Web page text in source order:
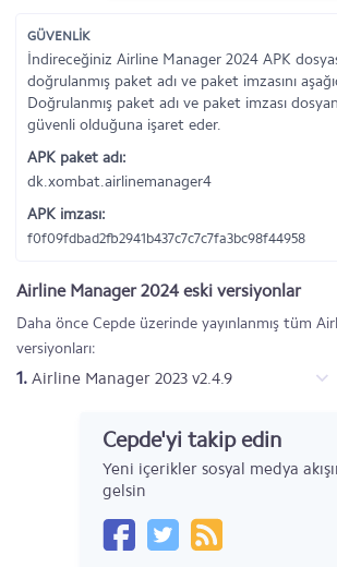
GÜVENLİK
İndireceğiniz Airline Manager 2024 APK
doğrulanmış paket adı ve paket imzasını
Doğrulanmış paket adı ve paket imzası
güvenli olduğuna işaret eder.
APK paket adı:
dk.xombat.airlinemanager4
APK imzası:
f0f09fdbad2fb2941b437c7c7c7fa3bc98f44958
Airline Manager 2024 eski versiyonlar
Daha önce Cepde üzerinde yayınlanmış tüm
versiyonları:
1. Airline Manager 2023 v2.4.9
Cepde'yi takip edin
Yeni içerikler sosyal medya
gelsin